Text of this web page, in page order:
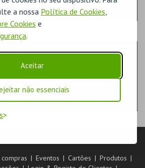
a nossa Política de Cookies,
Cookies e
.
Aceitar
não essenciais
e os produtos desejados
JÚLIO DINIS – UMA CASA
Eventos Cartões
Produtos